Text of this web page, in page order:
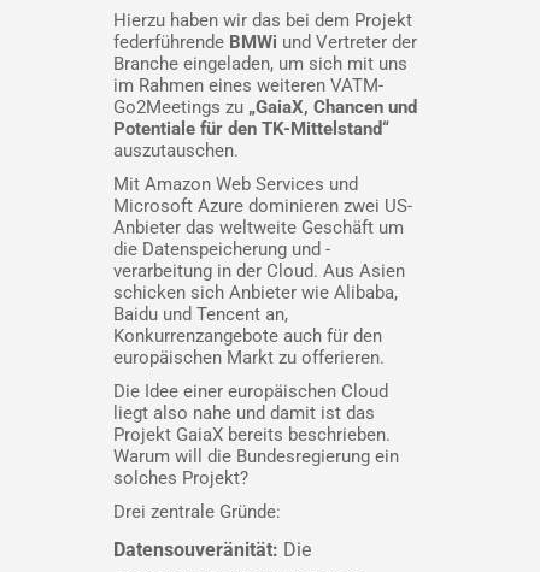
Hierzu haben wir das bei dem Projekt
federführende BMWi und Vertreter der
Branche eingeladen, um sich mit uns
im Rahmen eines weiteren VATM-
Go2Meetings zu „GaiaX, Chancen und
Potentiale für den TK-Mittelstand“
auszutauschen.
Mit Amazon Web Services und
Microsoft Azure dominieren zwei US-
Anbieter das weltweite Geschäft um
die Datenspeicherung und -
verarbeitung in der Cloud. Aus Asien
schicken sich Anbieter wie Alibaba,
Baidu und Tencent an,
Konkurrenzangebote auch für den
europäischen Markt zu offerieren.
Die Idee einer europäischen Cloud
liegt also nahe und damit ist das
Projekt GaiaX bereits beschrieben.
Warum will die Bundesregierung ein
solches Projekt?
Drei zentrale Gründe:
Datensouveränität: Die